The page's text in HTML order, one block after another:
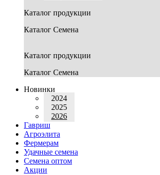
Каталог продукции
Каталог Семена
Каталог продукции
Каталог Семена
Новинки
2024
2025
2026
Гавриш
Агроэлита
Фермерам
Удачные семена
Семена оптом
Акции